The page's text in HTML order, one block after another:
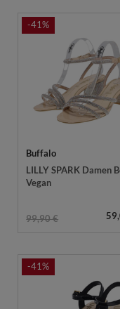
-41%
Buffalo
LILLY SPARK Damen
Vegan
99,90 €
-41%